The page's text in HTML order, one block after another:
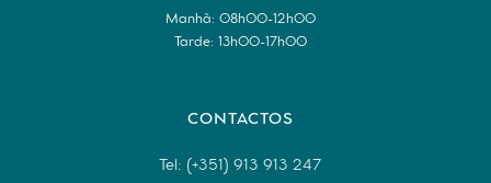
Manhã: 08h00-12h00
Tarde: 13h00-17h00
CONTACTOS
Tel: (+351) 913 913 247